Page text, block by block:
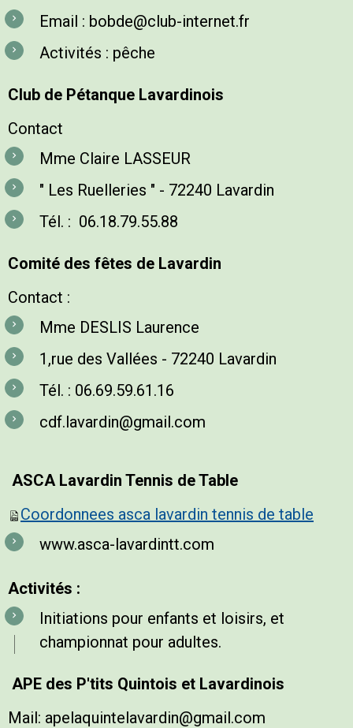
Email : bobde@club-internet.fr
Activités : pêche
Club de Pétanque Lavardinois
Contact
Mme Claire LASSEUR
" Les Ruelleries " - 72240 Lavardin
Tél. : 06.18.79.55.88
Comité des fêtes de Lavardin
Contact :
Mme DESLIS Laurence
1,rue des Vallées - 72240 Lavardin
Tél. : 06.69.59.61.16
cdf.lavardin@gmail.com
ASCA Lavardin Tennis de Table
Coordonnees asca lavardin tennis de table
www.asca-lavardintt.com
Activités :
Initiations pour enfants et loisirs, et
championnat pour adultes.
APE des P'tits Quintois et Lavardinois
Mail: apelaquintelavardin@gmail.com